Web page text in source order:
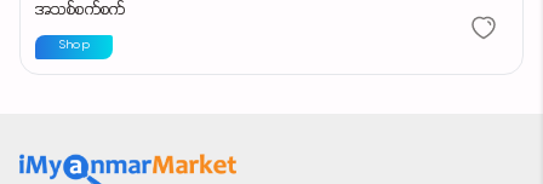
အသစ်စက်စက်
Shop